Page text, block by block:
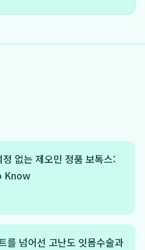
없는 제오민 정품 보톡스:
Know
를 넘어선 고난도 잇몸수술과